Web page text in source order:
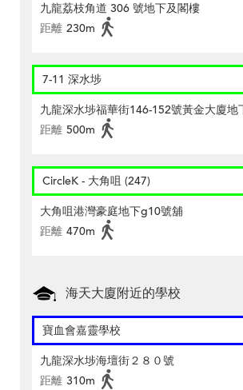
九龍荔枝角道 306 號地下及閣樓
距離 230m
7-11 深水埗
九龍深水埗福華街146-152號黃金大廈地
距離 500m
CircleK - 大角咀 (247)
大角咀港灣豪庭地下g10號舖
距離 470m
海天大廈附近的學校
寶血會嘉靈學校
九龍深水埗海壇街２８０號
距離 310m